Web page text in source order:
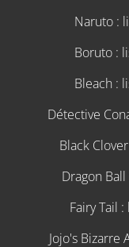
Naruto :
Boruto :
Bleach :
Détective
Black
Dragon
Fairy Tail
Jojo's Bizarre